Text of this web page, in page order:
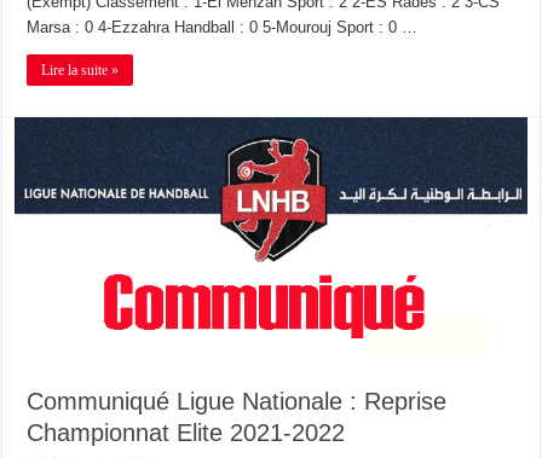
Marsa : 0 4-Ezzahra Handball : 0 5-Mourouj Sport : 0 …
Lire la suite »
Communiqué Ligue Nationale : Reprise
Championnat Elite 2021-2022